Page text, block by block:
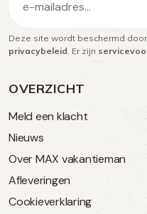
OVERZICHT
Meld een klacht
Nieuws
Over MAX vakantieman
Afleveringen
Cookieverklaring
mailadres
(Vereist)
Deze site wordt beschermd
privacybeleid. Er zijn